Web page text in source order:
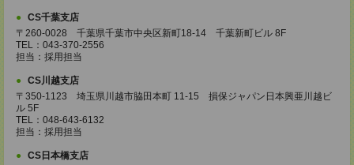
CS千葉支店
〒260-0028 千葉県千葉市中央区新町18-14 千葉新町ビル 8F
TEL：043-370-2556
担当：採用担当
CS川越支店
〒350-1123 埼玉県川越市脇田本町 11-15 損保ジャパン日本興亜川越ビ
ル 5F
TEL：048-643-6132
担当：採用担当
CS日本橋支店